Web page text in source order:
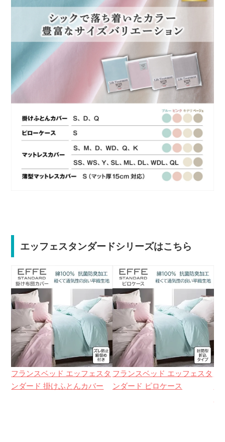
エッフェスタンダードシリーズはこちら
フランスベッド エッフェスタ
ンダード 掛けふとんカバー
フランスベッド エッフェスタ
ンダード ピロケース